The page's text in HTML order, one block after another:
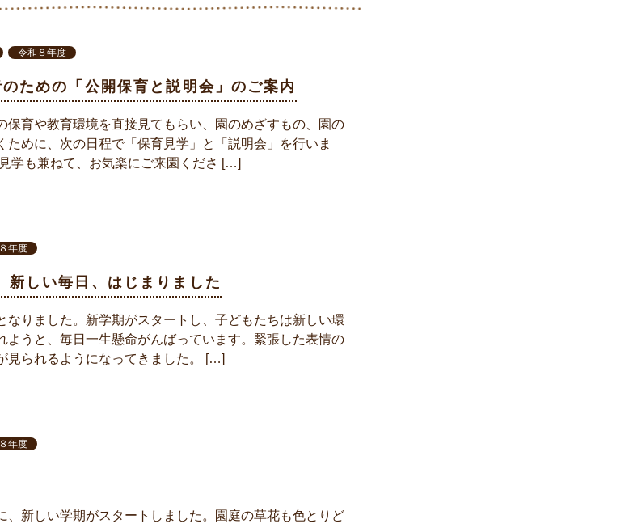
令和８年度
ための「公開保育と説明会」のご案内
保育や教育環境を直接見てもらい、園のめざすもの、園の
ために、次の日程で「保育見学」と「説明会」を行いま
学も兼ねて、お気楽にご来園くださ […]
年度
新しい毎日、はじまりました
なりました。新学期がスタートし、子どもたちは新しい環
ようと、毎日一生懸命がんばっています。緊張した表情の
見られるようになってきました。 […]
年度
、新しい学期がスタートしました。園庭の草花も色とりど